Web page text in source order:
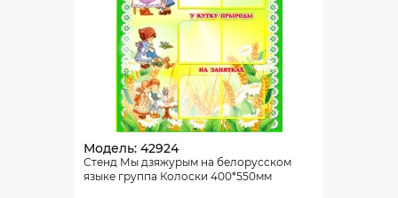
Модель: 42924
Стенд Мы дзяжурым на белорусском
языке группа Колоски 400*550мм